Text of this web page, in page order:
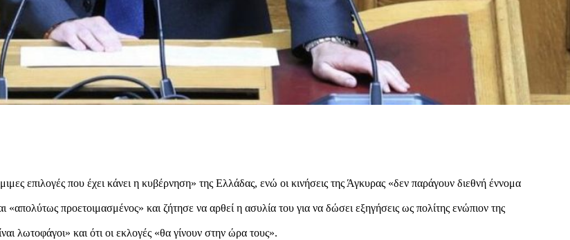
επιλογές που έχει κάνει η κυβέρνηση» της Ελλάδας, ενώ οι κινήσεις της Άγκυρας «δεν παράγουν διεθνή έννομα
προετοιμασμένος» και ζήτησε να αρθεί η ασυλία του για να δώσει εξηγήσεις ως πολίτης ενώπιον της
λωτοφάγοι» και ότι οι εκλογές «θα γίνουν στην ώρα τους».